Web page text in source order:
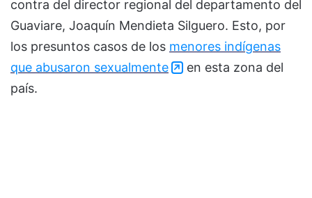
contra del director regional del departamento del
Guaviare, Joaquín Mendieta Silguero. Esto, por
los presuntos casos de los menores indígenas
que abusaron sexualmente
en esta zona del
país.